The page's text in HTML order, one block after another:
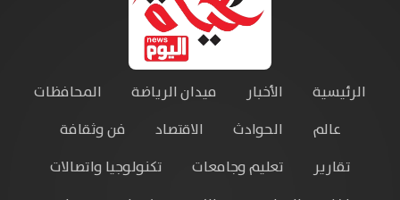
الرئيسية الأخبار ميدان الرياضة
المحافظات
عالم
الحوادث الاقتصاد
فن وثقافة
تقارير
تعليم وجامعات
تكنولوجيا واتصالات